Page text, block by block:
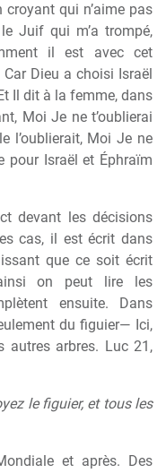
croyant qui n’aime pas
Juif qui m’a trompé,
il est avec cet
Dieu a choisi Israël
Il dit à la femme, dans
Moi Je ne t’oublierai
l’oublierait, Moi Je ne
pour Israël et Éphraïm
devant les décisions
cas, il est écrit dans
que ce soit écrit
on peut lire les
ensuite. Dans
du figuier— Ici,
arbres. Luc 21,
le figuier, et tous les
et après. Des